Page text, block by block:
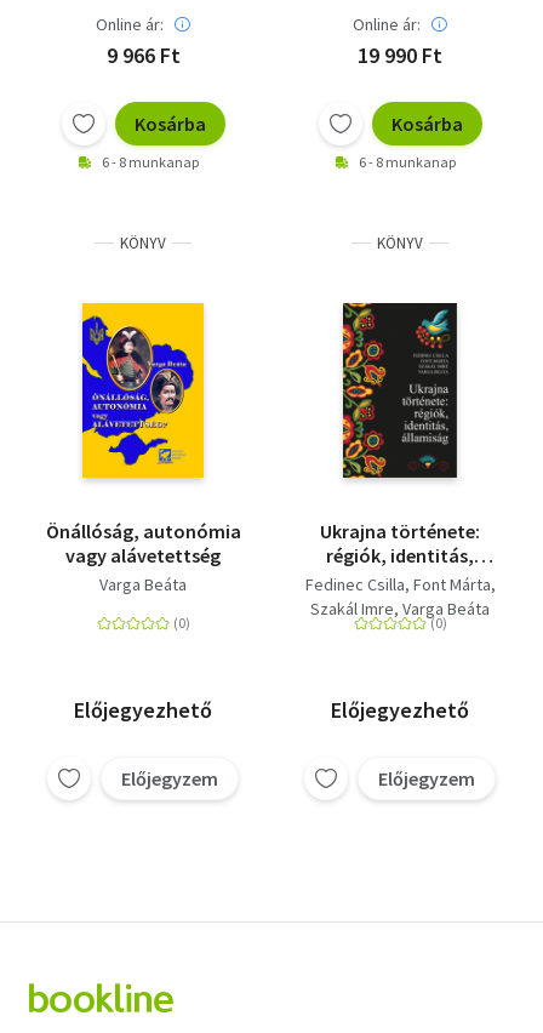
kisebbségek
Online ár:
9 966 Ft
Kosárba
6 - 8 munkanap
Online ár:
19 990 Ft
Kosárba
6 - 8 munkanap
KÖNYV
Önállóság, autonómia
vagy alávetettség
Varga Beáta
Előjegyezhető
Előjegyzem
KÖNYV
Ukrajna története:
régiók, identitás,
államiság
Fedinec Csilla Font Márta
Szakál Imre Varga Beáta
Előjegyezhető
Előjegyzem